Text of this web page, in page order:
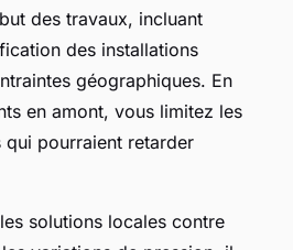
des travaux, incluant
des installations
géographiques. En
en amont, vous limitez les
qui pourraient retarder
solutions locales contre